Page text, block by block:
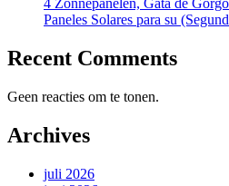
Paneles Solares para su
Recent Comments
Geen reacties om te tonen.
Archives
juli 2026